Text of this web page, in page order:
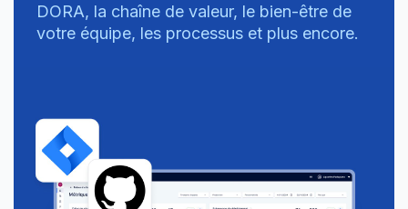
DORA, la chaîne de valeur, le bien-être de
votre équipe, les processus et plus encore.